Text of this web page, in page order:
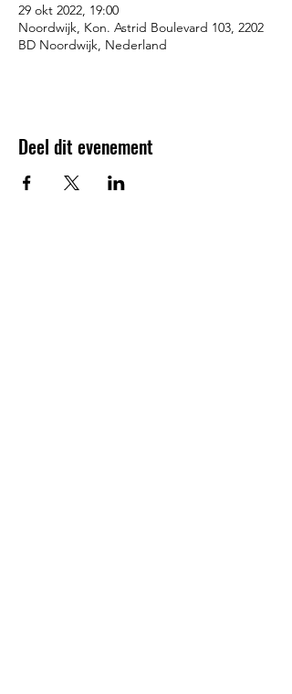
29 okt 2022, 19:00
Noordwijk, Kon. Astrid Boulevard 103, 2202
BD Noordwijk, Nederland
Deel dit evenement